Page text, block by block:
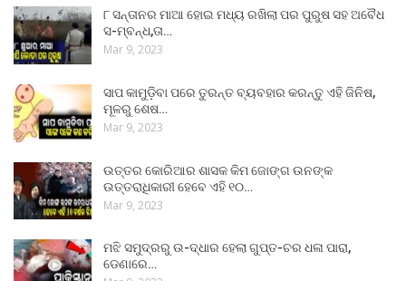
୮ ସନ୍ତାନର ମାଆ ହୋଇ ମଧ୍ୟ ରଖିଲା ପର ପୁରୁଷ ସହ ଅବୈଧ
ସ-ମ୍ବନ୍ଧ,ତା…
Mar 9, 2023
ସାପ କାମୁଡ଼ିବା ପରେ ତୁରନ୍ତ ବ୍ୟବହାର କରନ୍ତୁ ଏହି ଜିନିଷ,
ମୂଳରୁ ଶେଷ…
Mar 9, 2023
ଉତ୍ତର କୋରିଆର ଶାସକ କିମ ଜୋଙ୍ଗ ଉନଙ୍କ
ଉତ୍ତରାଧିକାରୀ ହେବେ ଏହି ୧୦…
Mar 9, 2023
ମଝି ସମୁଦ୍ରରୁ ଉ-ଦ୍ଧାର ହେଲା ଗୁପ୍ତ-ଚର ଧଳା ପାରା,
ଡେଣାରେ…